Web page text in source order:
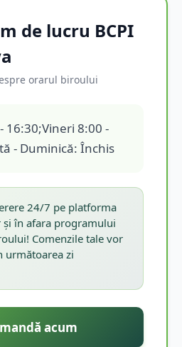
de lucru BCPI
orarul biroului
16:30;Vineri 8:00 -
- Duminică: Închis
24/7 pe platforma
și în afara programului
Comenzile tale vor
următoarea zi
acum